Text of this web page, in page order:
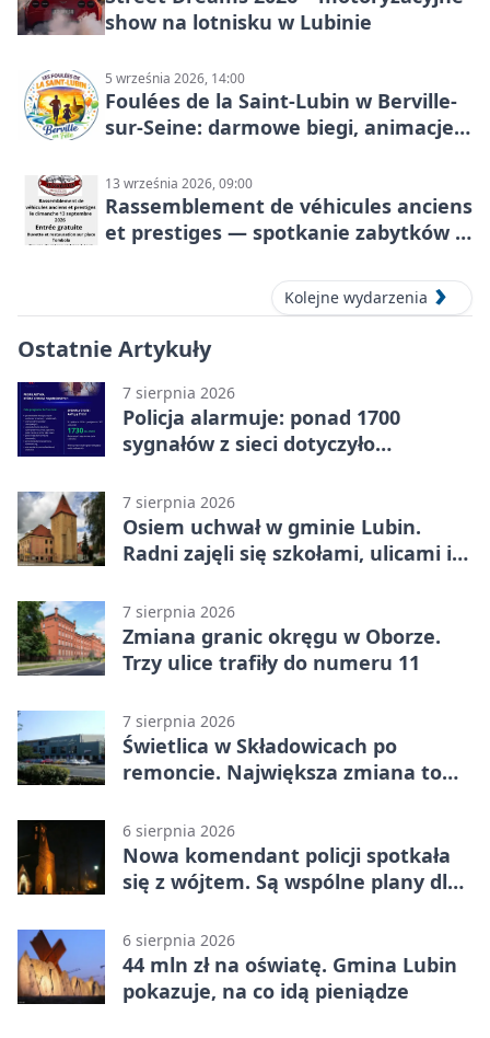
show na lotnisku w Lubinie
5 września 2026, 14:00
Foulées de la Saint-Lubin w Berville-
sur-Seine: darmowe biegi, animacje i
13 września 2026, 09:00
Rassemblement de véhicules anciens
et prestiges — spotkanie zabytków i
Kolejne wydarzenia
Ostatnie Artykuły
7 sierpnia 2026
Policja alarmuje: ponad 1700
sygnałów z sieci dotyczyło
7 sierpnia 2026
Osiem uchwał w gminie Lubin.
Radni zajęli się szkołami, ulicami i
7 sierpnia 2026
Zmiana granic okręgu w Oborze.
Trzy ulice trafiły do numeru 11
7 sierpnia 2026
Świetlica w Składowicach po
remoncie. Największa zmiana to
6 sierpnia 2026
Nowa komendant policji spotkała
się z wójtem. Są wspólne plany dla
6 sierpnia 2026
44 mln zł na oświatę. Gmina Lubin
pokazuje, na co idą pieniądze